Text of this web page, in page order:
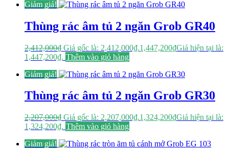
Giảm giá!
Thùng rác âm tủ 2 ngăn Grob GR40
2,412,000₫ Giá gốc là: 2,412,000₫.1,447,200₫Giá hiện tại là:
1,447,200₫. Thêm vào giỏ hàng
Giảm giá!
Thùng rác âm tủ 2 ngăn Grob GR30
2,207,000₫ Giá gốc là: 2,207,000₫.1,324,200₫Giá hiện tại là:
1,324,200₫. Thêm vào giỏ hàng
Giảm giá!